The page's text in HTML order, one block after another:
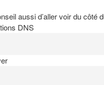
aussi d’aller voir du côté
DNS